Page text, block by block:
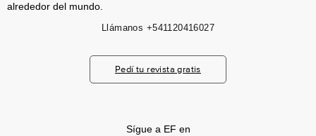
alrededor del mundo.
Llámanos +541120416027
Pedí tu revista gratis
Sígue a EF en